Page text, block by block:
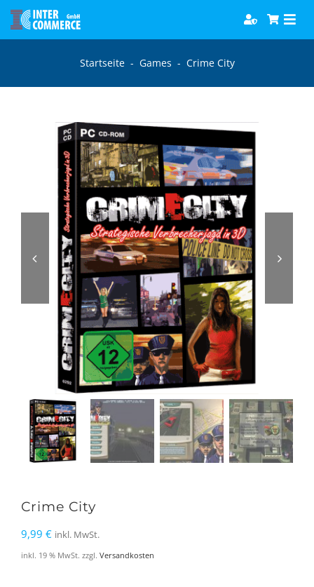
Zum
Inhalt
Hörbücher
Startseite- Games - Crime City
Crime City
9,99 € inkl. MwSt.
inkl. 19 % MwSt. zzgl. Versandkosten